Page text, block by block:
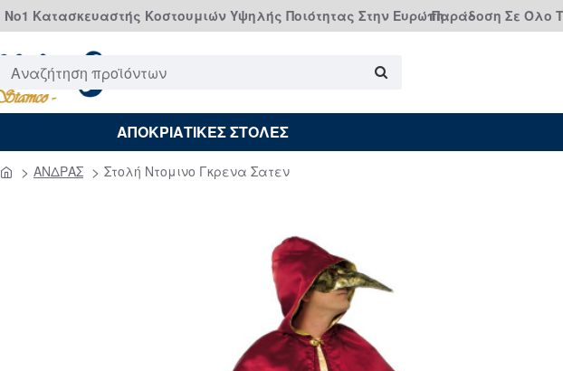
Νο1 Κατασκευαστής Κοστουμιών Υψηλής Ποιότητας Στην ΕυρώπηΠαράδοση Σε Όλο
Αναζήτηση
προϊόντων
ΑΠΟΚΡΙΑΤΙΚΕΣ ΣΤΟΛΕΣ
ΑΝΔΡΑΣ Στολή Ντομινο Γκρενα Σατεν